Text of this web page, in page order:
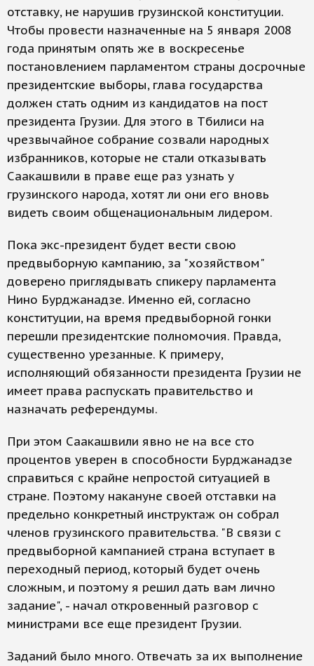
отставку, не нарушив грузинской конституции.
Чтобы провести назначенные на 5 января 2008
года принятым опять же в воскресенье
постановлением парламентом страны досрочные
президентские выборы, глава государства
должен стать одним из кандидатов на пост
президента Грузии. Для этого в Тбилиси на
чрезвычайное собрание созвали народных
избранников, которые не стали отказывать
Саакашвили в праве еще раз узнать у
грузинского народа, хотят ли они его вновь
видеть своим общенациональным лидером.
Пока экс-президент будет вести свою
предвыборную кампанию, за "хозяйством"
доверено приглядывать спикеру парламента
Нино Бурджанадзе. Именно ей, согласно
конституции, на время предвыборной гонки
перешли президентские полномочия. Правда,
существенно урезанные. К примеру,
исполняющий обязанности президента Грузии не
имеет права распускать правительство и
назначать референдумы.
При этом Саакашвили явно не на все сто
процентов уверен в способности Бурджанадзе
справиться с крайне непростой ситуацией в
стране. Поэтому накануне своей отставки на
предельно конкретный инструктаж он собрал
членов грузинского правительства. "В связи с
предвыборной кампанией страна вступает в
переходный период, который будет очень
сложным, и поэтому я решил дать вам лично
задание", - начал откровенный разговор с
министрами все еще президент Грузии.
Заданий было много. Отвечать за их выполнение